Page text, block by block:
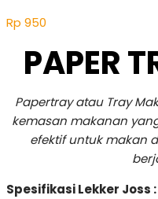
Rp 950
PAPER
Papertray atau Tray
kemasan makanan
efektif untuk makan
Spesifikasi Lekker Joss :